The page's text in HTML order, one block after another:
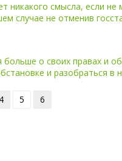
никакого смысла, если не
случае не отменив
о своих правах и
и разобраться в
4 5 6